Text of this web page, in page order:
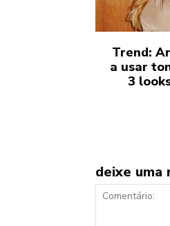
Trend:
a usar
3
deixe uma